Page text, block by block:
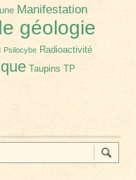
Manifestation
géologie
Psilocybe Radioactivité
Taupins TP